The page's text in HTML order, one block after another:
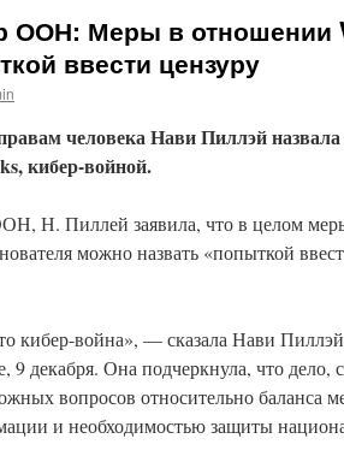
ООН: Меры в отношении
ввести цензуру
человека Нави Пиллэй назвала
кибер-войной.
Н. Пиллей заявила, что в целом
можно назвать «попыткой
кибер-война», — сказала Нави
декабря. Она подчеркнула, что дело,
вопросов относительно баланса
и необходимостью защиты